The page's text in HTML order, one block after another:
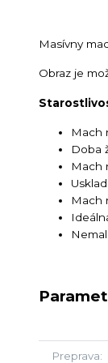
Masívny
Obraz je
Mach
Doba
Mach
Mach
Preprava